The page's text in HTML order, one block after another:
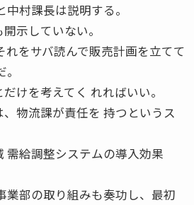
村課長は説明する。
示していない。
れをサバ読んで販売計画を立てて
けを考えてく れればいい。
物流課が責任を 持つというス
需給調整システムの導入効果
業部の取り組みも奏功し、最初